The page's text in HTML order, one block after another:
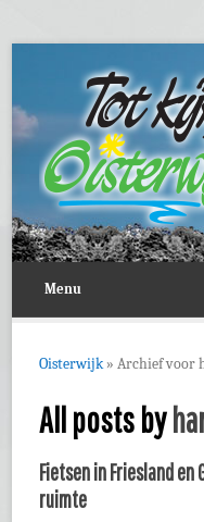
Menu
Oisterwijk»Archief voor
All posts by
Fietsen in Friesland
ruimte